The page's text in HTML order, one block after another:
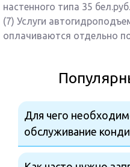
настенного типа 35 бел.руб.
(7) Услуги
оплачиваются отдельно
Для чего
обслуживание